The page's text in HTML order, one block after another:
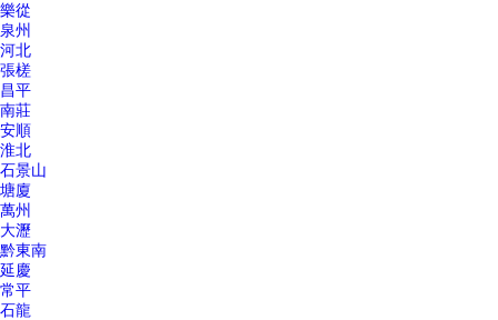
樂從
泉州
河北
張槎
昌平
南莊
安順
淮北
石景山
塘廈
萬州
大瀝
黔東南
延慶
常平
石龍